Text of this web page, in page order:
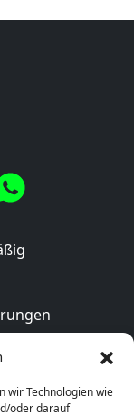
wir Technologien wie
oder darauf